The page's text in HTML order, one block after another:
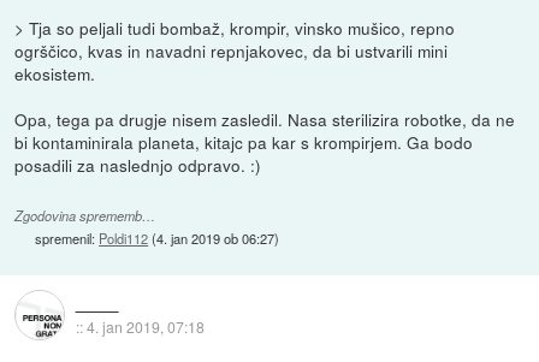
> Tja so peljali tudi bombaž, krompir, vinsko mušico, repno
ogrščico, kvas in navadni repnjakovec, da bi ustvarili mini
ekosistem.
Opa, tega pa drugje nisem zasledil. Nasa sterilizira robotke, da ne
bi kontaminirala planeta, kitajc pa kar s krompirjem. Ga bodo
posadili za naslednjo odpravo. :)
Zgodovina sprememb…
spremenil: Poldi112(4. jan 2019 ob 06:27)
::4. jan 2019, 07:18